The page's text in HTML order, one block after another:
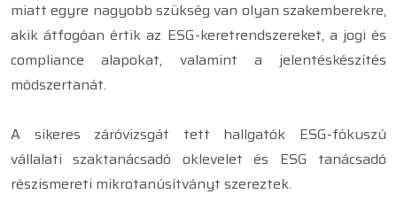
miatt egyre nagyobb szükség van olyan szakemberekre,
akik átfogóan értik az ESG-keretrendszereket, a jogi és
compliance alapokat, valamint a jelentéskészítés
módszertanát.
A sikeres záróvizsgát tett hallgatók ESG-fókuszú
vállalati szaktanácsadó oklevelet és ESG tanácsadó
részismereti mikrotanúsítványt szereztek.